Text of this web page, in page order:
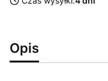
Opis